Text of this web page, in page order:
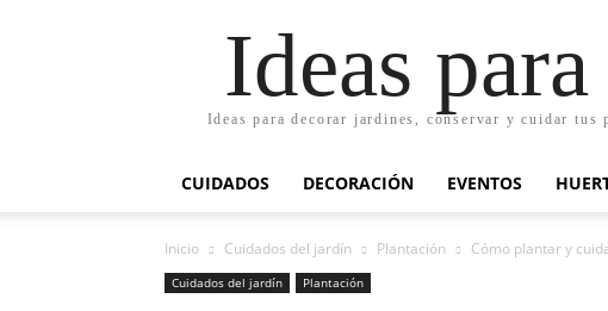
Ideas
Ideas para decorar jardines, conservar y cuidar
CUIDADOS DECORACIÓN EVENTOS
Inicio Cuidados del jardín Plantación Cómo plantar y
Cuidados del jardín Plantación